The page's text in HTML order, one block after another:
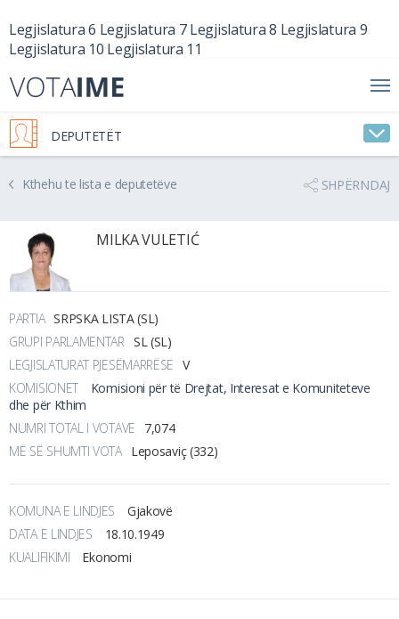
Legjislatura 6 Legjislatura 7 Legjislatura 8 Legjislatura 9
Legjislatura 10 Legjislatura 11
DEPUTETËT
Kthehu te lista e deputetëve SHPËRNDAJ
MILKA VULETIĆ
PARTIA SRPSKA LISTA (SL)
GRUPI PARLAMENTAR SL (SL)
LEGJISLATURAT PJESËMARRËSE V
KOMISIONET
Komisioni për të Drejtat, Interesat e Komuniteteve
dhe për Kthim
NUMRI TOTAL I VOTAVE
7,074
MË SË SHUMTI VOTA Leposaviç (332)
KOMUNA E LINDJES
Gjakovë
DATA E LINDJES
18.10.1949
KUALIFIKIMI
Ekonomi